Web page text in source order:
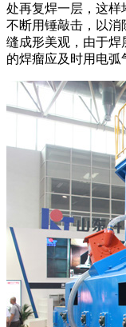
处再复焊一层，这样
不断用锤敲击，以消
缝成形美观，由于焊
的焊瘤应及时用电弧